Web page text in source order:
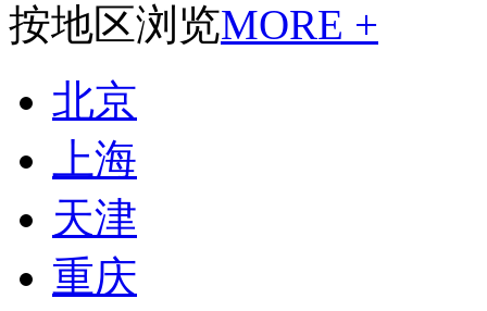
按地区浏览MORE +
北京
上海
天津
重庆